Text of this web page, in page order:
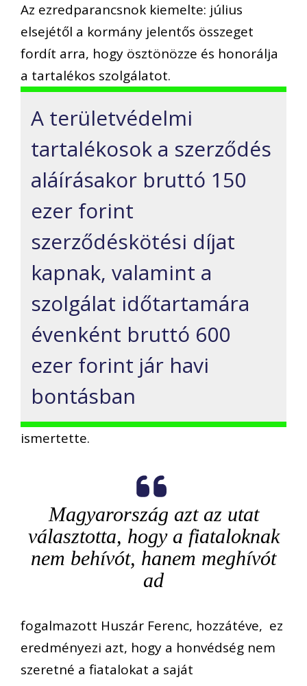
Az ezredparancsnok kiemelte: július
elsejétől a kormány jelentős összeget
fordít arra, hogy ösztönözze és honorálja
a tartalékos szolgálatot.
A területvédelmi
tartalékosok a szerződés
aláírásakor bruttó 150
ezer forint
szerződéskötési díjat
kapnak, valamint a
szolgálat időtartamára
évenként bruttó 600
ezer forint jár havi
bontásban
ismertette.
Magyarország azt az utat
választotta, hogy a fiataloknak
nem behívót, hanem meghívót
ad
fogalmazott Huszár Ferenc, hozzátéve, ez
eredményezi azt, hogy a honvédség nem
szeretné a fiatalokat a saját